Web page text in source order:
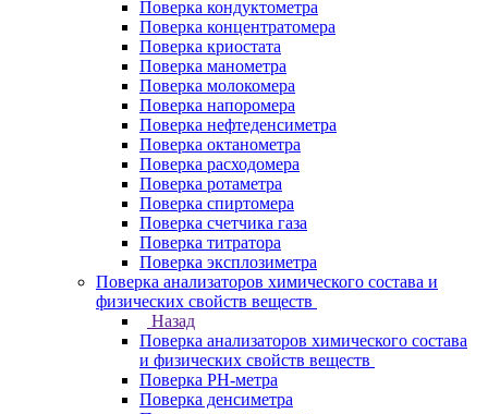
Поверка кондуктометра
Поверка концентратомера
Поверка криостата
Поверка манометра
Поверка молокомера
Поверка напоромера
Поверка нефтеденсиметра
Поверка октанометра
Поверка расходомера
Поверка ротаметра
Поверка спиртомера
Поверка счетчика газа
Поверка титратора
Поверка эксплозиметра
Поверка анализаторов химического состава и
физических свойств веществ
Назад
Поверка анализаторов химического состава
и физических свойств веществ
Поверка PH-метра
Поверка денсиметра